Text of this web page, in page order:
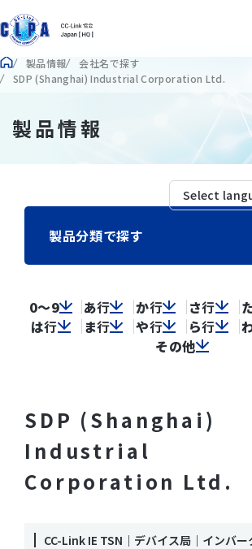
製品情報
会社名で探す
SDP (Shanghai) Industrial Corporation Ltd.
製品情報
製品分類で探す
0～9 あ行 か行 さ行
は行 ま行 や行 ら行
その他
SDP (Shanghai)
Industrial
Corporation Ltd.
CC-Link IE TSN｜デバイス局｜インバ